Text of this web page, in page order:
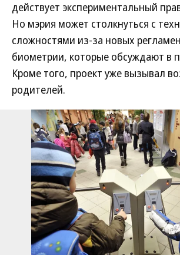
действует экспериментальный
Но мэрия может столкнуться с
сложностями из-за новых
биометрии, которые обсуждают в
Кроме того, проект уже вызывал
родителей.